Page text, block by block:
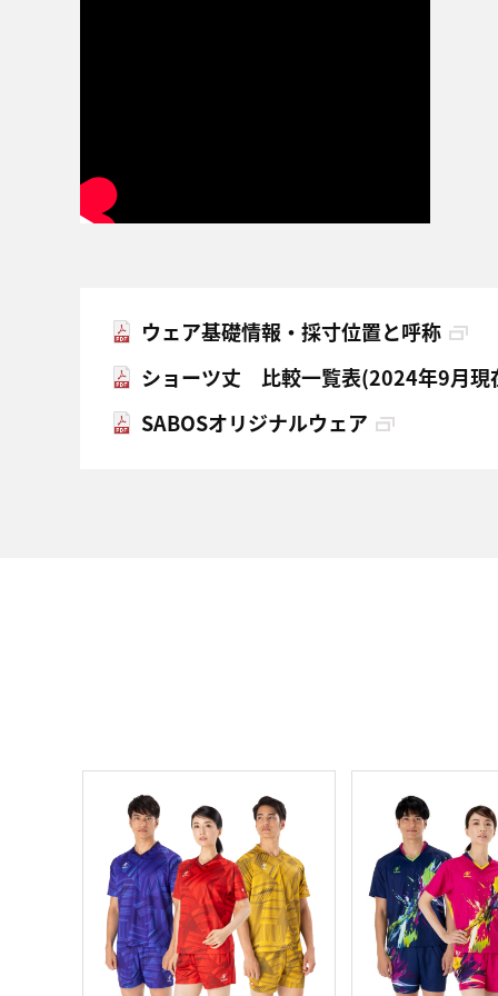
ウェア基礎情報・採寸位置と呼称
ショーツ丈 比較一覧表(2024年9月現
SABOSオリジナルウェア